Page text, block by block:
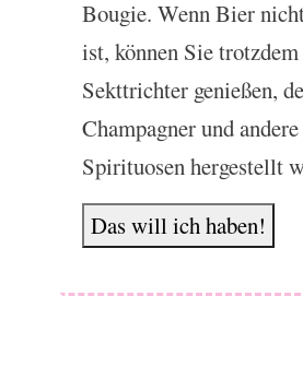
Bougie. Wenn Bier
ist, können Sie
Sekttrichter genießen,
Champagner und
Spirituosen hergestellt
Das will ich haben!